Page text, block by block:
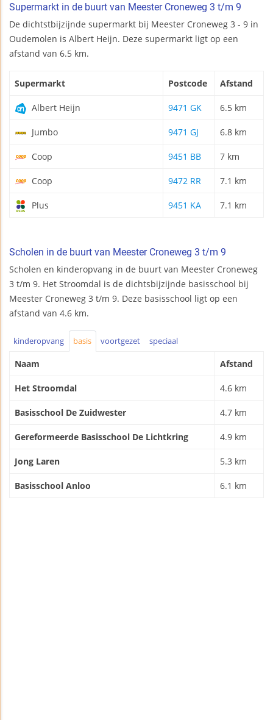
Supermarkt in de buurt van Meester Croneweg 3 t/m 9
De dichtstbijzijnde supermarkt bij Meester Croneweg 3 - 9 in
Oudemolen is Albert Heijn. Deze supermarkt ligt op een
afstand van 6.5 km.
Supermarkt Postcode Afstand
Albert Heijn 9471 GK 6.5 km
Jumbo 9471 GJ 6.8 km
Coop 9451 BB 7 km
Coop 9472 RR 7.1 km
Plus 9451 KA 7.1 km
Scholen in de buurt van Meester Croneweg 3 t/m 9
Scholen en kinderopvang in de buurt van Meester Croneweg
3 t/m 9. Het Stroomdal is de dichtsbijzijnde basisschool bij
Meester Croneweg 3 t/m 9. Deze basisschool ligt op een
afstand van 4.6 km.
kinderopvang basis voortgezet speciaal
Naam Afstand
Het Stroomdal 4.6 km
Basisschool De Zuidwester 4.7 km
Gereformeerde Basisschool De Lichtkring 4.9 km
Jong Laren 5.3 km
Basisschool Anloo 6.1 km